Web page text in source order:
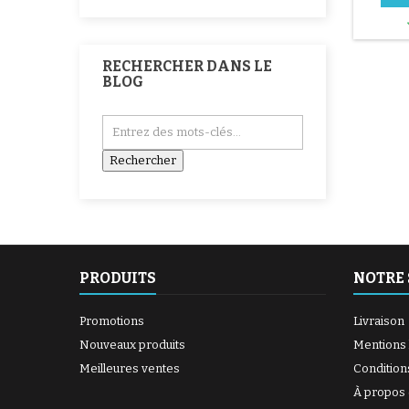
RECHERCHER DANS LE
BLOG
PRODUITS
Promotions
Nouveaux produits
Meilleures ventes
NOTRE
Livraison
Mentions
À propos